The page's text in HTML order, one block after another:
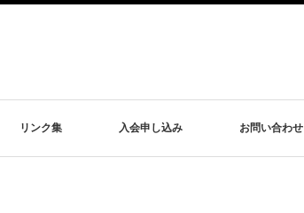
リンク集 入会申し込み お問い合わせ